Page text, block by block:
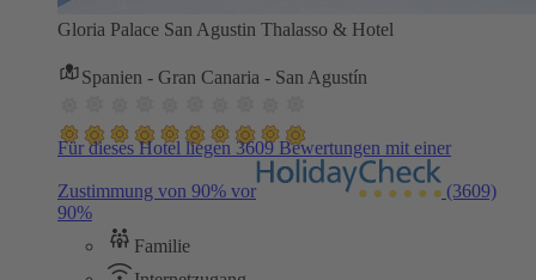
Gloria Palace San Agustin Thalasso & Hotel
Spanien - Gran Canaria - San Agustín
Für dieses Hotel liegen 3609 Bewertungen mit einer
Zustimmung von 90% vor
(3609)
90%
Familie